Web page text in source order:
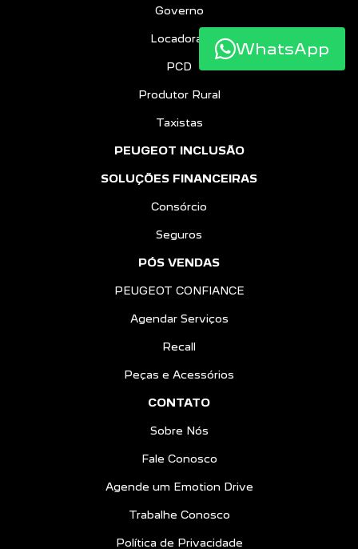
Governo
Locadoras
PCD
Produtor Rural
Taxistas
PEUGEOT INCLUSÃO
SOLUÇÕES FINANCEIRAS
Consórcio
Seguros
PÓS VENDAS
PEUGEOT CONFIANCE
Agendar Serviços
Recall
Peças e Acessórios
CONTATO
Sobre Nós
Fale Conosco
Agende um Emotion Drive
Trabalhe Conosco
Política de Privacidade
WhatsApp